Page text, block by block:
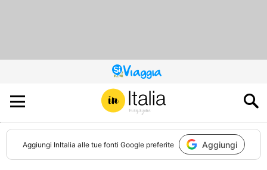
QUESTO
SITO
CONTRIBUISCE
ALL’AUDIENCE
DI
Aggiungi InItalia alle tue fonti Google preferite Aggiungi